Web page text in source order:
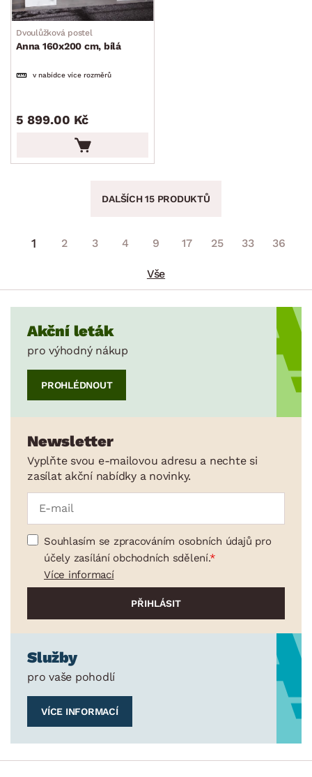
Dvoulůžková postel
Anna 160x200 cm, bílá
v nabídce více rozměrů
5 899.00 Kč
DALŠÍCH 15 PRODUKTŮ
1 2 3 4 9 17 25 33 36
Vše
Akční leták
pro výhodný nákup
PROHLÉDNOUT
Newsletter
Vyplňte svou e-mailovou adresu a nechte si
zasílat akční nabídky a novinky.
Souhlasím se zpracováním osobních údajů pro
účely zasílání obchodních sdělení.
Více informací
Služby
pro vaše pohodlí
VÍCE INFORMACÍ